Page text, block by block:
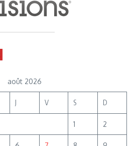
août 2026
J V S D
1 2